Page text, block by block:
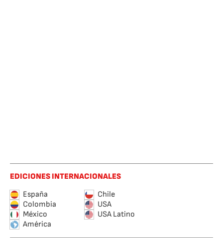
EDICIONES INTERNACIONALES
España
Chile
Colombia
USA
México
USA Latino
América